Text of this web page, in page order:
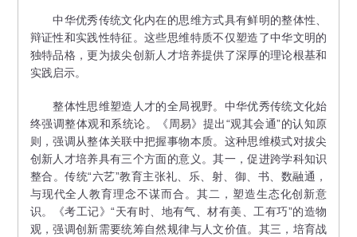
中华优秀传统文化内在的思维方式具有鲜明的整体性、
辩证性和实践性特征。这些思维特质不仅塑造了中华文明的
独特品格，更为拔尖创新人才培养提供了深厚的理论根基和
实践启示。
整体性思维塑造人才的全局视野。中华优秀传统文化始
终强调整体观和系统论。《周易》提出“观其会通”的认知原
则，强调从整体关联中把握事物本质。这种思维模式对拔尖
创新人才培养具有三个方面的意义。其一，促进跨学科知识
整合。传统“六艺”教育主张礼、乐、射、御、书、数融通，
与现代全人教育理念不谋而合。其二，塑造生态化创新意
识。《考工记》“天有时、地有气、材有美、工有巧”的造物
观，强调创新需要统筹自然规律与人文价值。其三，培育战